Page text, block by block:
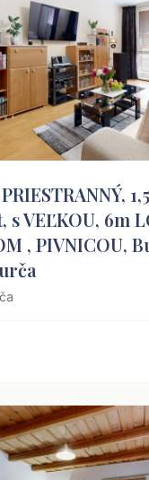
s VEĽKOU, 6m
, PIVNICOU,